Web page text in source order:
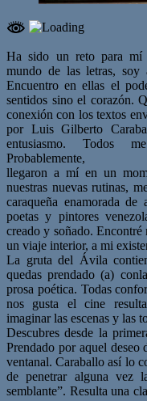
Ha sido un reto para mí
mundo de las letras, soy
Encuentro en ellas el
sentidos sino el corazón.
conexión con los textos
por Luis Gilberto
entusiasmo. Todos
Probablemente,
llegaron a mí en un
nuestras nuevas rutinas,
caraqueña enamorada
poetas y pintores
creado y soñado.
un viaje interior, a mi
La gruta del Ávila
quedas prendado (a)
prosa poética. Todas
nos gusta el cine
imaginar las escenas y las
Descubres desde la
Prendado por aquel deseo
ventanal. Caraballo así lo
de penetrar alguna vez
semblante”. Resulta una